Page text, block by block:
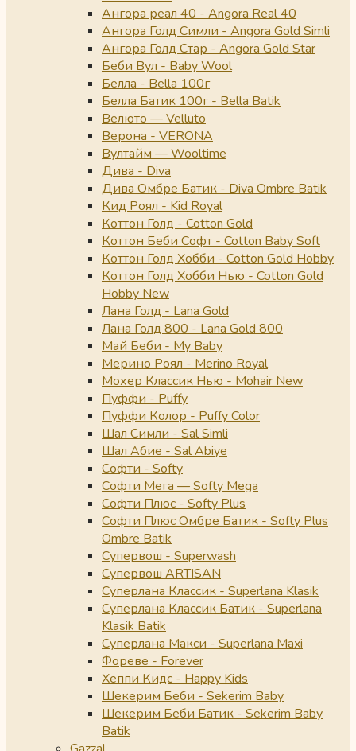
Ангора реал 40 - Angora Real 40
Ангора Голд Симли - Angora Gold Simli
Ангора Голд Стар - Angora Gold Star
Беби Вул - Baby Wool
Белла - Bella 100г
Белла Батик 100г - Bella Batik
Велюто — Velluto
Верона - VERONA
Вултайм — Wooltime
Дива - Diva
Дива Омбре Батик - Diva Ombre Batik
Кид Роял - Kid Royal
Коттон Голд - Cotton Gold
Коттон Беби Софт - Cotton Baby Soft
Коттон Голд Хобби - Cotton Gold Hobby
Коттон Голд Хобби Нью - Cotton Gold
Hobby New
Лана Голд - Lana Gold
Лана Голд 800 - Lana Gold 800
Май Беби - My Baby
Мерино Роял - Merino Royal
Мохер Классик Нью - Mohair New
Пуффи - Puffy
Пуффи Колор - Puffy Color
Шал Симли - Sal Simli
Шал Абие - Sal Abiye
Софти - Softy
Софти Мега — Softy Mega
Софти Плюс - Softy Plus
Софти Плюс Омбре Батик - Softy Plus
Ombre Batik
Супервош - Superwash
Супервош ARTISAN
Суперлана Классик - Superlana Klasik
Суперлана Классик Батик - Superlana
Klasik Batik
Суперлана Макси - Superlana Maxi
Фореве - Forever
Хеппи Кидс - Happy Kids
Шекерим Беби - Sekerim Baby
Шекерим Беби Батик - Sekerim Baby
Batik